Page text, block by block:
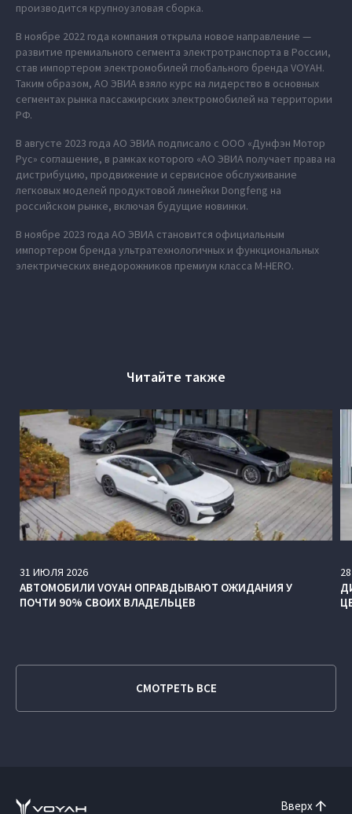
производится крупноузловая сборка.
В ноябре 2022 года компания открыла новое направление —
развитие премиального сегмента электротранспорта в России,
став импортером электромобилей глобального бренда VOYAH.
Таким образом, АО ЭВИА взяло курс на лидерство в основных
сегментах рынка пассажирских электромобилей на территории
РФ.
В августе 2023 года АО ЭВИА подписало с ООО «Дунфэн Мотор
Рус» соглашение, в рамках которого «АО ЭВИА получает права на
дистрибуцию, продвижение и сервисное обслуживание
легковых моделей продуктовой линейки Dongfeng на
российском рынке, включая будущие новинки.
В ноябре 2023 года АО ЭВИА становится официальным
импортером бренда ультратехнологичных и функциональных
электрических внедорожников премиум класса M‑HERO.
Читайте также
31 ИЮЛЯ 2026
АВТОМОБИЛИ VOYAH ОПРАВДЫВАЮТ ОЖИДАНИЯ У
ПОЧТИ 90% СВОИХ ВЛАДЕЛЬЦЕВ
28
СМОТРЕТЬ ВСЕ
Вверх